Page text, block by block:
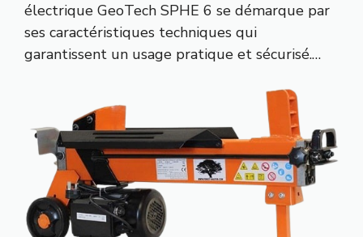
électrique GeoTech SPHE 6 se démarque par
ses caractéristiques techniques qui
garantissent un usage pratique et sécurisé.…